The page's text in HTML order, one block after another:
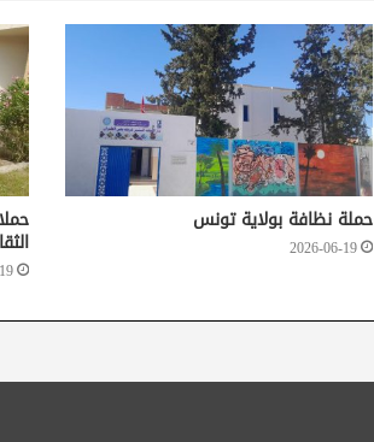
حملة نظافة بولاية تونس
2026-06-19